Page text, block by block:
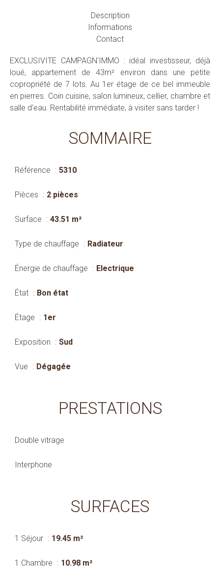
Description
Informations
Contact
EXCLUSIVITE CAMPAGN'IMMO : idéal investisseur, déjà
loué, appartement de 43m² environ dans une petite
copropriété de 7 lots. Au 1er étage de ce bel immeuble
en pierres. Coin cuisine, salon lumineux, cellier, chambre et
salle d'eau. Rentabilité immédiate, à visiter sans tarder !
SOMMAIRE
Référence 5310
Pièces 2 pièces
Surface 43.51 m²
Type de chauffage Radiateur
Énergie de chauffage Electrique
État Bon état
Étage 1er
Exposition Sud
Vue Dégagée
PRESTATIONS
Double vitrage
Interphone
SURFACES
1 Séjour 19.45 m²
1 Chambre 10.98 m²